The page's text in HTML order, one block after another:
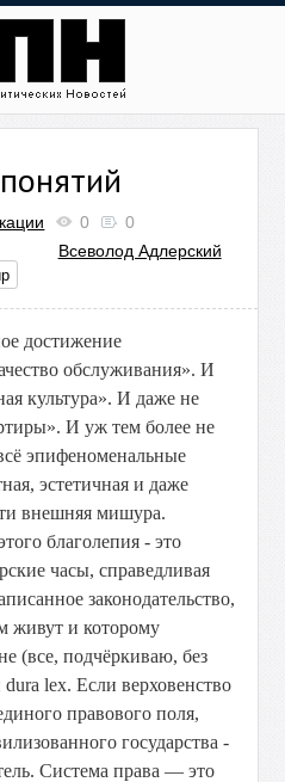
0
0
Всеволод Адлерский
достижение
обслуживания». И
культура». И даже не
И уж тем более не
эпифеноменальные
эстетичная и даже
внешняя мишура.
благолепия - это
часы, справедливая
законодательство,
живут и которому
(все, подчёркиваю, без
dura lex. Если верховенство
правового поля,
государства -
Система права —это